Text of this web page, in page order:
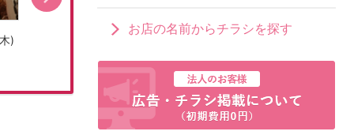
) 売出し期間:8/5(水)〜8/9(日)
お店の名前からチラシを探す